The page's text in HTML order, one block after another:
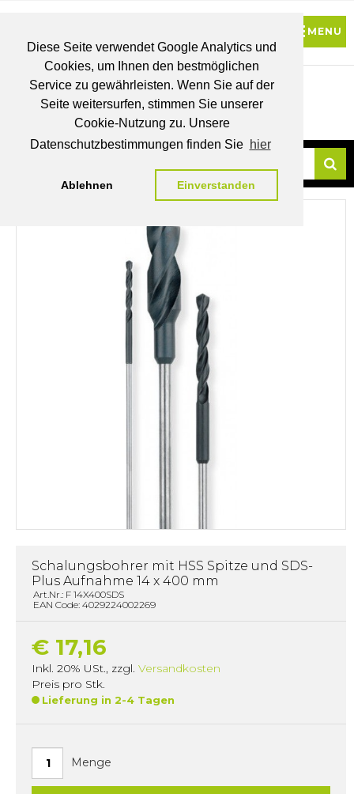
Diese Seite verwendet Google Analytics und
Cookies, um Ihnen den bestmöglichen
Service zu gewährleisten. Wenn Sie auf der
Seite weitersurfen, stimmen Sie unserer
Cookie-Nutzung zu. Unsere
Datenschutzbestimmungen finden Sie hier
Ablehnen Einverstanden
BRUTTO
PREISE
MEIN
WUNSCHLISTE
Schalungsbohrer mit HSS Spitze und SDS-
Plus Aufnahme 14 x 400 mm
Art.Nr.: F 14X400SDS
EAN Code: 4029224002269
€ 17,16
Inkl. 20% USt., zzgl. Versandkosten
Preis pro Stk.
Lieferung in 2-4 Tagen
Menge